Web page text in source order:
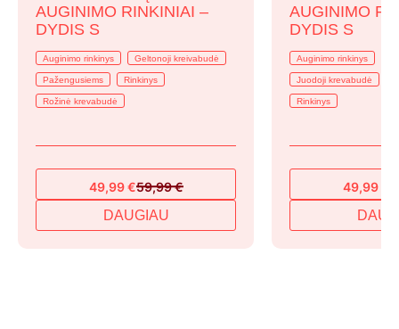
AUGINIMO RINKINIAI –
DYDIS S
Auginimo rinkinys Geltonoji kreivabudė
Pažengusiems Rinkinys
Rožinė krevabudė
59,99€
Original
price
was:
49,99€
Current
price
is:
DAUGIAU
AUGINIMO
DYDIS S
Auginimo rinkinys
Juodoji krevabudė
Rinkinys
Original
price
was:
49,99
Current
price
is: